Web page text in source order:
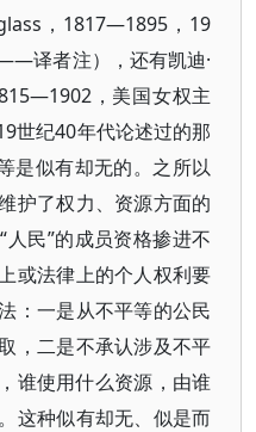
，1817—1895，19
译者注），还有凯迪·
，美国女权主
世纪40年代论述过的那
是似有却无的。之所以
护了权力、资源方面的
民”的成员资格掺进不
或法律上的个人权利要
：一是从不平等的公民
，二是不承认涉及不平
谁使用什么资源，由谁
这种似有却无、似是而